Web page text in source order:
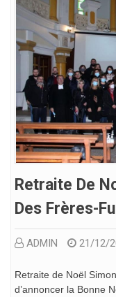
Retraite De
Des Frères-
ADMIN 21/12/
Retraite de Noël
d’annoncer la Bonne